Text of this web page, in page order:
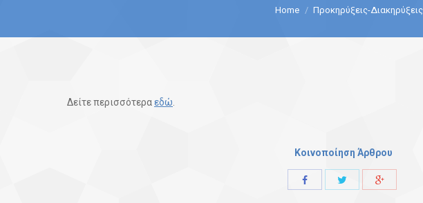
Home Προκηρύξεις-Διακηρύξεις
Δείτε περισσότεραεδώ
Κοινοποίηση Άρθρου
Share